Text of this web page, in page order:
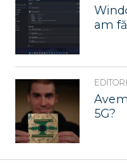
am
5G?